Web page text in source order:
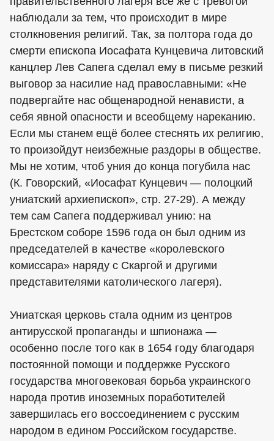
наблюдали за тем, что происходит в мире
столкновения религий. Так, за полтора года до
смерти епископа Иосафата Кунцевича литовский
канцлер Лев Сапега сделал ему в письме резкий
выговор за насилие над православными: «Не
подвергайте нас общенародной ненависти, а
себя явной опасности и всеобщему нареканию.
Если мы станем ещё более стеснять их религию,
то произойдут неизбежные раздоры в обществе.
Мы не хотим, чтоб уния до конца погубила нас
(К. Говорский, «Иосафат Кунцевич — полоцкий
униатский архиепископ», стр. 27-29). А между
тем сам Сапега поддерживал унию: на
Брестском соборе 1596 года он был одним из
председателей в качестве «королевского
комиссара» наряду с Скаргой и другими
представителями католического лагеря).
Униатская церковь стала одним из центров
антирусской пропаганды и шпионажа —
особенно после того как в 1654 году благодаря
постоянной помощи и поддержке Русского
государства многовековая борьба украинского
народа против иноземных поработителей
завершилась его воссоединением с русским
народом в едином Российском государстве.